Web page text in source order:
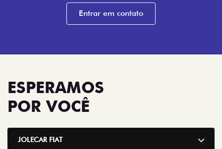
Entrar em contato
ESPERAMOS
POR VOCÊ
JOLECAR FIAT